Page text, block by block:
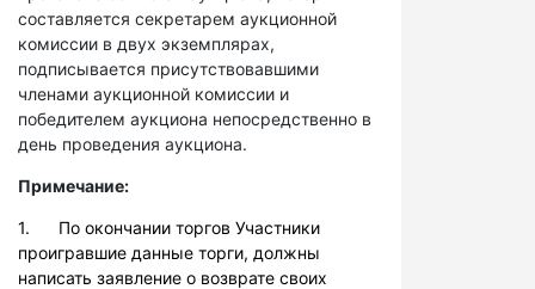
составляется секретарем аукционной
комиссии в двух экземплярах,
подписывается присутствовавшими
членами аукционной комиссии и
победителем аукциона непосредственно в
день проведения аукциона.
Примечание:
1. По окончании торгов Участники
проигравшие данные торги, должны
написать заявление о возврате своих